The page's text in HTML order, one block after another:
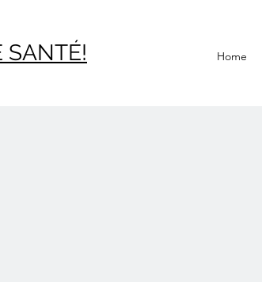
SANTÉ! Home